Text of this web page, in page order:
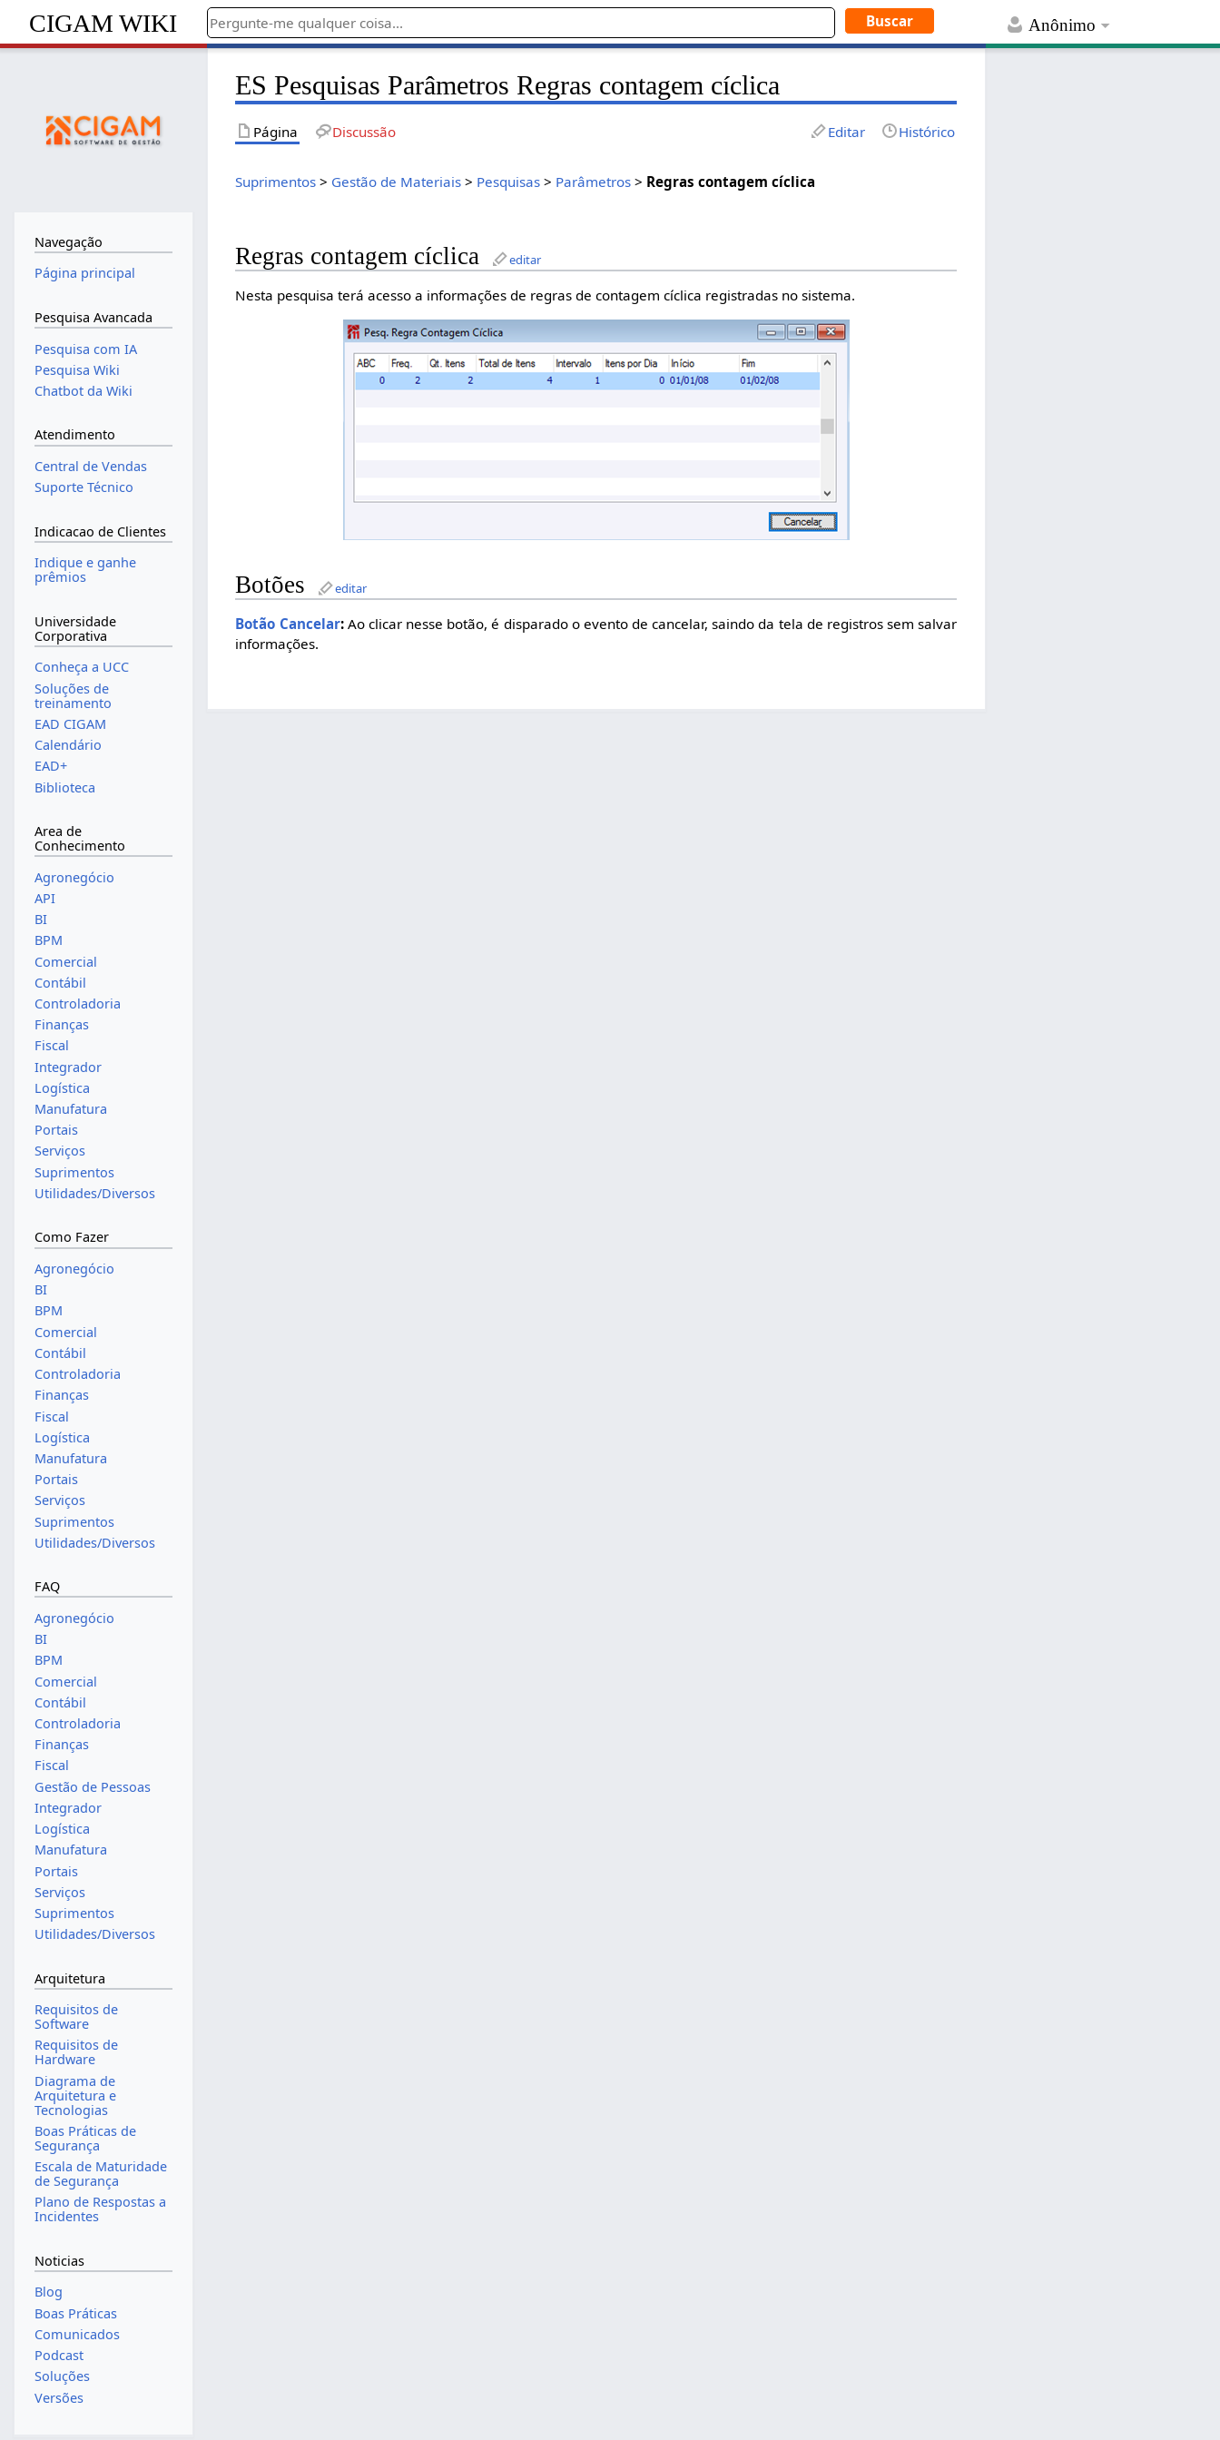
Anônimo
CIGAM WIKI
ES Pesquisas Parâmetros Regras contagem cíclica
Página Discussão Editar Histórico
Suprimentos > Gestão de Materiais > Pesquisas > Parâmetros > Regras contagem cíclica
Regras contagem cíclica editar
Nesta pesquisa terá acesso a informações de regras de contagem cíclica registradas no sistema.
Botões editar
Botão Cancelar:Ao clicar nesse botão, é disparado o evento de cancelar, saindo da tela de registros sem salvar
informações.
Navegação
Página principal
Pesquisa Avancada
Pesquisa com IA
Pesquisa Wiki
Chatbot da Wiki
Atendimento
Central de Vendas
Suporte Técnico
Indicacao de Clientes
Indique e ganhe
prêmios
Universidade
Corporativa
Conheça a UCC
Soluções de
treinamento
EAD CIGAM
Calendário
EAD+
Biblioteca
Area de
Conhecimento
Agronegócio
API
BI
BPM
Comercial
Contábil
Controladoria
Finanças
Fiscal
Integrador
Logística
Manufatura
Portais
Serviços
Suprimentos
Utilidades/Diversos
Como Fazer
Agronegócio
BI
BPM
Comercial
Contábil
Controladoria
Finanças
Fiscal
Logística
Manufatura
Portais
Serviços
Suprimentos
Utilidades/Diversos
FAQ
Agronegócio
BI
BPM
Comercial
Contábil
Controladoria
Finanças
Fiscal
Gestão de Pessoas
Integrador
Logística
Manufatura
Portais
Serviços
Suprimentos
Utilidades/Diversos
Arquitetura
Requisitos de
Software
Requisitos de
Hardware
Diagrama de
Arquitetura e
Tecnologias
Boas Práticas de
Segurança
Escala de Maturidade
de Segurança
Plano de Respostas a
Incidentes
Noticias
Blog
Boas Práticas
Comunicados
Podcast
Soluções
Versões